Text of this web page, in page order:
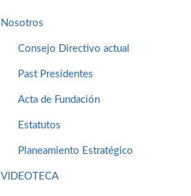
Nosotros
Consejo Directivo actual
Past Presidentes
Acta de Fundación
Estatutos
Planeamiento Estratégico
VIDEOTECA